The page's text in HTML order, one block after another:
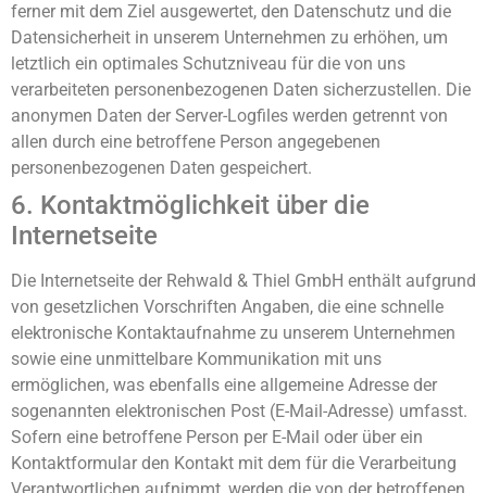
ferner mit dem Ziel ausgewertet, den Datenschutz und die
Datensicherheit in unserem Unternehmen zu erhöhen, um
letztlich ein optimales Schutzniveau für die von uns
verarbeiteten personenbezogenen Daten sicherzustellen. Die
anonymen Daten der Server-Logfiles werden getrennt von
allen durch eine betroffene Person angegebenen
personenbezogenen Daten gespeichert.
6. Kontaktmöglichkeit über die
Internetseite
Die Internetseite der Rehwald & Thiel GmbH enthält aufgrund
von gesetzlichen Vorschriften Angaben, die eine schnelle
elektronische Kontaktaufnahme zu unserem Unternehmen
sowie eine unmittelbare Kommunikation mit uns
ermöglichen, was ebenfalls eine allgemeine Adresse der
sogenannten elektronischen Post (E-Mail-Adresse) umfasst.
Sofern eine betroffene Person per E-Mail oder über ein
Kontaktformular den Kontakt mit dem für die Verarbeitung